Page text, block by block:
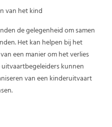
van het kind
de gelegenheid om samen
Het kan helpen bij het
een manier om het verlies
kunnen
van een kinderuitvaart